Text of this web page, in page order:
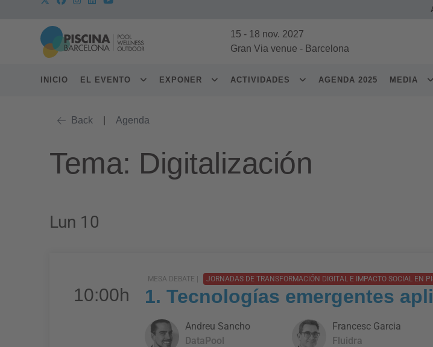
15 - 18 nov. 2027
Gran Via venue - Barcelona
INICIO EL EVENTO EXPONER ACTIVIDADES AGENDA 2025 MEDIA
Back Agenda
Tema: Digitalización
Lun 10
10:00h
MESA DEBATE | JORNADAS DE TRANSFORMACIÓN DIGITAL E IMPACTO SOCIAL EN
1. Tecnologías emergentes
Andreu Sancho
DataPool
Francesc Garcia
Fluidra